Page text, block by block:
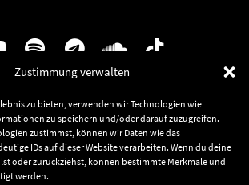
Zustimmung verwalten
zu bieten, verwenden wir Technologien wie
zu speichern und/oder darauf zuzugreifen.
zustimmst, können wir Daten wie das
IDs auf dieser Website verarbeiten. Wenn du deine
oder zurückziehst, können bestimmte Merkmale und
werden.
Jobs
Kontakt
Termine
Shop